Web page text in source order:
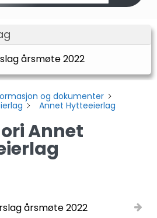
årsmøte 2022
og dokumenter
Annet Hytteeierlag
Annet
årsmøte 2022